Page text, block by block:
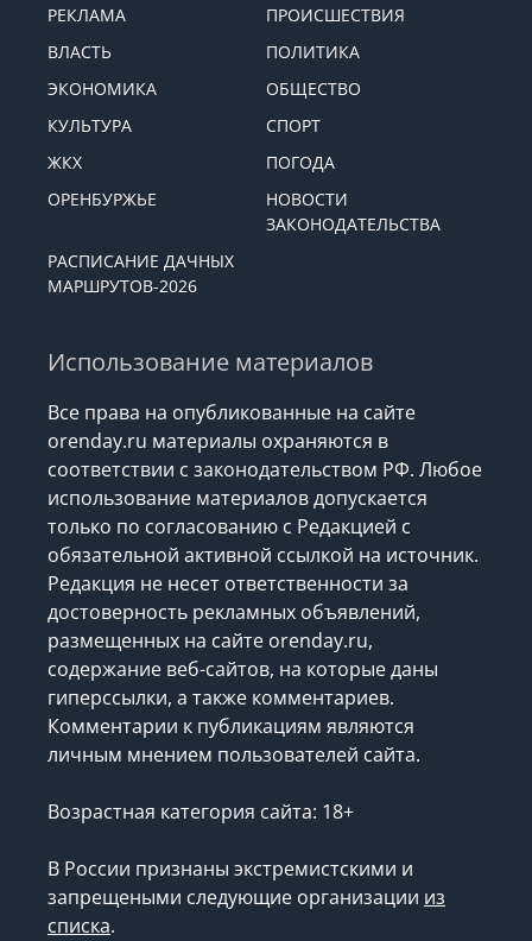
РЕКЛАМА
ПРОИСШЕСТВИЯ
ВЛАСТЬ
ПОЛИТИКА
ЭКОНОМИКА
ОБЩЕСТВО
КУЛЬТУРА
СПОРТ
ЖКХ
ПОГОДА
ОРЕНБУРЖЬЕ
НОВОСТИ
ЗАКОНОДАТЕЛЬСТВА
РАСПИСАНИЕ ДАЧНЫХ
МАРШРУТОВ-2026
Использование материалов
Все права на опубликованные на сайте
orenday.ru материалы охраняются в
соответствии с законодательством РФ. Любое
использование материалов допускается
только по согласованию с Редакцией с
обязательной активной ссылкой на источник.
Редакция не несет ответственности за
достоверность рекламных объявлений,
размещенных на сайте orenday.ru,
содержание веб-сайтов, на которые даны
гиперссылки, а также комментариев.
Комментарии к публикациям являются
личным мнением пользователей сайта.
Возрастная категория сайта: 18+
В России признаны экстремистскими и
запрещеными следующие организации из
списка.